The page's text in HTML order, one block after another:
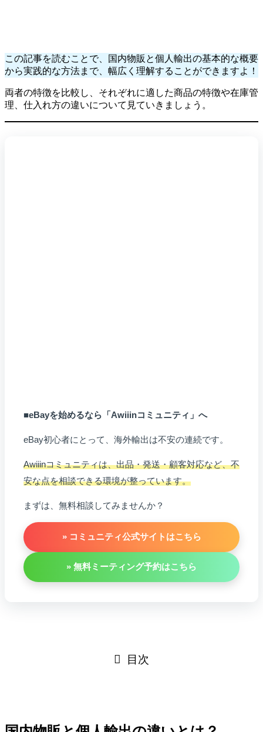
この記事を読むことで、国内物販と個人輸出の基本的な概要
から実践的な方法まで、幅広く理解することができますよ！
両者の特徴を比較し、それぞれに適した商品の特徴や在庫管
理、仕入れ方の違いについて見ていきましょう。
■eBayを始めるなら「Awiiinコミュニティ」へ
eBay初心者にとって、海外輸出は不安の連続です。
Awiiinコミュニティは、出品・発送・顧客対応など、不
安な点を相談できる環境が整っています。
まずは、無料相談してみませんか？
» コミュニティ公式サイトはこちら
» 無料ミーティング予約はこちら
目次